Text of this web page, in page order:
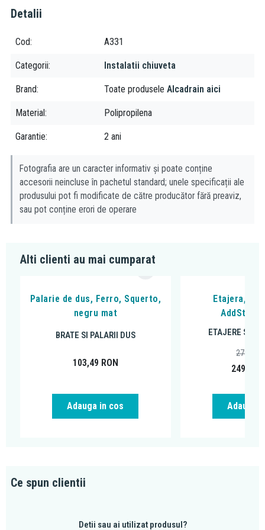
Detalii
Cod A331
Categorii Instalatii chiuveta
Brand Toate produsele Alcadrain aici
Material Polipropilena
Garantie 2 ani
Fotografia are un caracter informativ și poate conține
accesorii neincluse în pachetul standard; unele specificații ale
produsului pot fi modificate de către producător fără preaviz,
sau pot conține erori de operare
Alti clienti au mai cumparat
Palarie de dus, Ferro, Squerto,
negru mat
BRATE SI PALARII DUS
103,49 RON
Adauga in cos
Etajera,
ETAJERE SI
249,00
279,80
Adauga
Ce spun clientii
Detii sau ai utilizat produsul?